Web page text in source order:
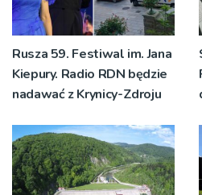
Rusza 59. Festiwal im. Jana
Kiepury. Radio RDN będzie
nadawać z Krynicy-Zdroju